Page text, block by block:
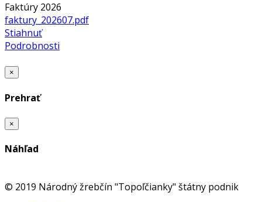
Faktúry 2026
faktury_202607.pdf
Stiahnuť
Podrobnosti
×
Prehrať
×
Náhľad
© 2019 Národný žrebčín "Topoľčianky" štátny podnik